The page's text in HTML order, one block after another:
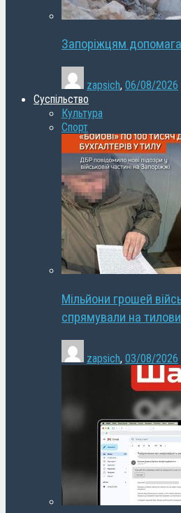
Запоріжцям
zapsich, 06/08/2026
Суспільство
Культура
Спорт
Мільйони грошей
спрямували на
zapsich, 03/08/2026